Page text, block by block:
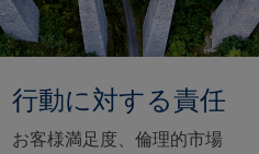
行動に対する責任
お客様満足度、倫理的市場